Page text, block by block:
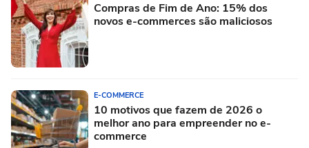
Compras de Fim de Ano: 15% dos
novos e-commerces são maliciosos
E-COMMERCE
10 motivos que fazem de 2026 o
melhor ano para empreender no e-
commerce